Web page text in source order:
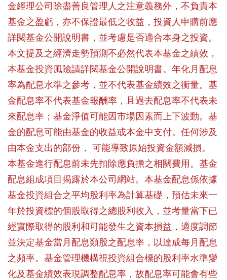
金經理公司除盡善良管理人之注意義務外，不負責本
基金之盈虧，亦不保證最低之收益，投資人申購前應
詳閱基金公開說明書，並考慮是否適合本身之投資。
本文提及之經濟走勢預測不必然代表本基金之績效，
本基金投資風險請詳閱基金公開說明書。年化月配息
率為配息水準之參考，並不代表基金績效之衡量。基
金配息率不代表基金報酬率，且過去配息率不代表未
來配息率；基金淨值可能因市場因素而上下波動。基
金的配息可能由基金的收益或本金中支付。任何涉及
由本金支出的部份， 可能導致原始投資金額減損。
本基金進行配息前未先扣除應負擔之相關費用。基金
配息組成項目揭露於本公司網站。本基金配息係依據
基金投資組合之平均股利率為計算基礎，預估未來一
年於投資標的個股取得之總股利收入，並考量當下已
經實際取得的股利和可能發生之資本損益，適度調節
並決定基金當月配息類股之配息率，以達成每月配息
之頻率。基金管理機構視投資組合標的股利率水準變
化及基金績效表現調整配息率，故配息率可能會有些